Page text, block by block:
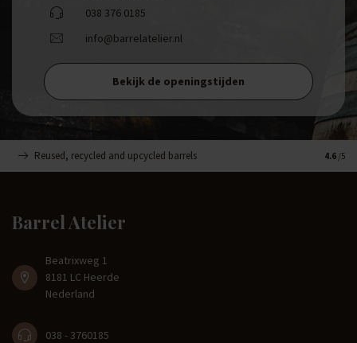
038 376 0185
info@barrelatelier.nl
Bekijk de openingstijden
Reused, recycled and upcycled barrels 4.6 /5
Barrel Atelier
Beatrixweg 1
8181 LC Heerde
Nederland
038 - 3760185